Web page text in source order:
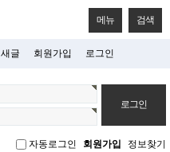
메뉴 검색
새글 회원가입 로그인
자동로그인 회원가입 정보찾기